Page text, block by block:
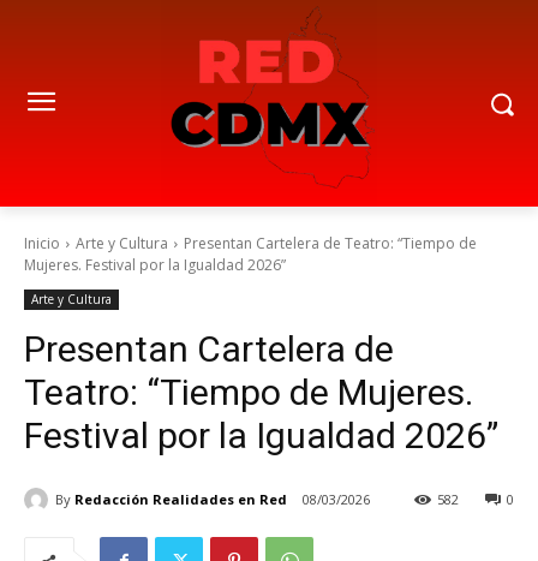
Inicio Arte y Cultura
Presentan Cartelera de Teatro: “Tiempo de
Mujeres. Festival por la Igualdad 2026”
Arte y Cultura
Presentan Cartelera de
Teatro: “Tiempo de Mujeres.
Festival por la Igualdad 2026”
By Redacción Realidades en Red 08/03/2026 0
582